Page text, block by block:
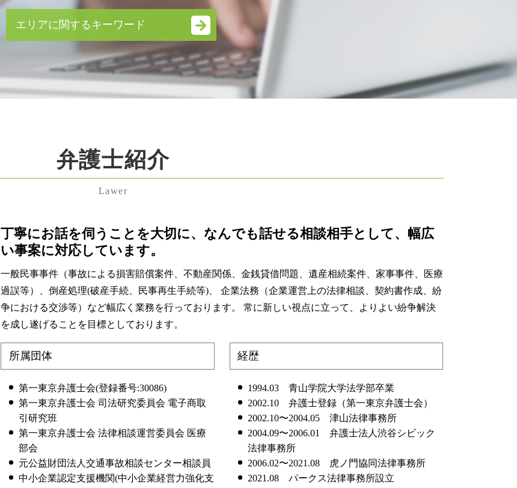
吸収合併 手続き
子会社 吸収合併
簡易 分割
普通 決議
議決権 とは
企業 法務 弁護士
紛争解決 方法
民事調停 デメリット
会社分割 手続き
合同 会社 から 株式
遺言 執行者
相続 順位
相続人 調査 費用
遺留分 請求されたら
遺産分割協議
遺言執行者 義務
相続 手続き 期限
遺言 弁護士
遺贈 とは
エリアに関するキーワード
港区 残業代未払い 弁護士 相談
東京都 遺留分 弁護士 相談
渋谷区 残業代未払い 弁護士 相談
港区 顧問弁護士 弁護士 相談
千葉県 相続 弁護士 相談
渋谷区 不当解雇 弁護士 相談
東京都 不当解雇 弁護士 相談
渋谷区 不貞行為 弁護士 相談
中央区 離婚 弁護士 相談
渋谷区 親権 弁護士 相談
東京都 慰謝料 弁護士 相談
港区 不貞行為 弁護士 相談
神奈川県 慰謝料 弁護士 相談
千葉県 遺留分 弁護士 相談
弁護士紹介
Lawer
丁寧にお話を伺うことを大切に、なんでも話せる相談相手として、幅広
い事案に対応しています。
一般民事事件（事故による損害賠償案件、不動産関係、金銭貸借問題、遺産相続案件、家事事件、医療
過誤等）、倒産処理(破産手続、民事再生手続等)、 企業法務（企業運営上の法律相談、契約書作成、紛
争における交渉等）など幅広く業務を行っております。 常に新しい視点に立って、よりよい紛争解決
を成し遂げることを目標としております。
所属団体
第一東京弁護士会(登録番号:30086)
第一東京弁護士会 司法研究委員会 電子商取
引研究班
第一東京弁護士会 法律相談運営委員会 医療
部会
元公益財団法人交通事故相談センター相談員
中小企業認定支援機関(中小企業経営力強化支
経歴
1994.03 青山学院大学法学部卒業
2002.10 弁護士登録（第一東京弁護士会）
2002.10〜2004.05 津山法律事務所
2004.09〜2006.01 弁護士法人渋谷シビック
法律事務所
2006.02〜2021.08 虎ノ門協同法律事務所
2021.08 パークス法律事務所設立